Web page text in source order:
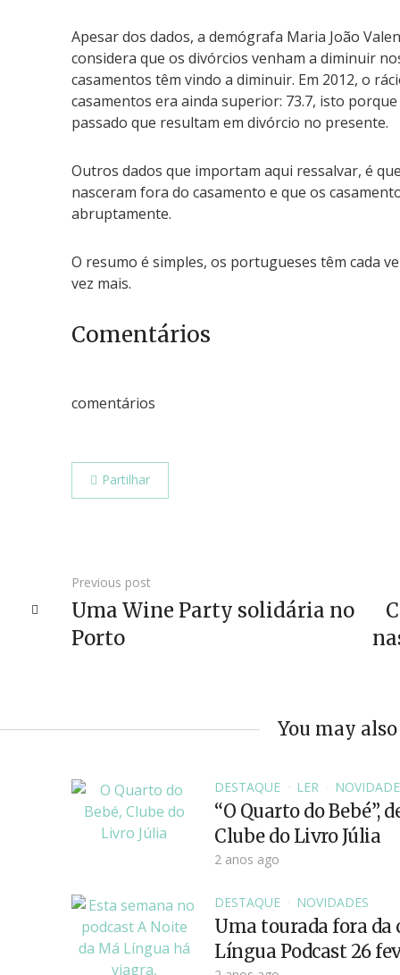
Apesar dos dados, a demógrafa Maria João
considera que os divórcios venham a diminuir
casamentos têm vindo a diminuir. Em 2012, o
casamentos era ainda superior: 73.7, isto
passado que resultam em divórcio no presente.
Outros dados que importam aqui ressalvar, é
nasceram fora do casamento e que os
abruptamente.
O resumo é simples, os portugueses têm cada
vez mais.
Comentários
comentários
Partilhar
Previous post
Uma Wine Party solidária no
Porto
You may
DESTAQUE LER
“O Quarto do Bebé”,
Clube do Livro Júlia
2 anos ago
DESTAQUE NOVIDADES
Uma tourada fora da
Língua Podcast 26